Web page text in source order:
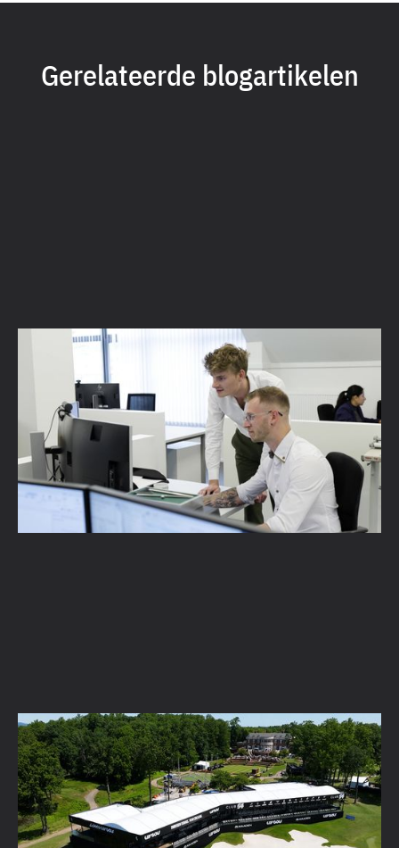
Gerelateerde blogartikelen
2D-plannen, 3D-modellen en eigen scripts:
hoe ingenieursbureau Concreet by Studibo
Vectorworks gebruikt
Lees verder →
Inspiratie en trends voor bedrijfsevents in
2026
Lees verder →